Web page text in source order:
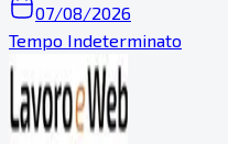
07/08/2026
Tempo Indeterminato